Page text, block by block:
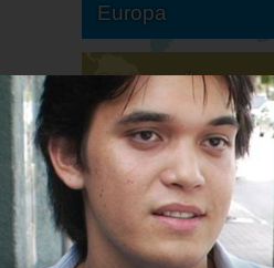
Europa
Südamerika
Nordamerika